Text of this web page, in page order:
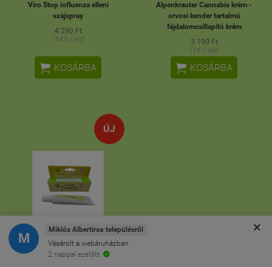
Viro Stop influenza elleni
szájspray
4 290 Ft
(143 / ml)
 KOSÁRBA
Alpenkrauter Cannabis krém -
orvosi kender tartalmú
fájdalomcsillapító krém
3 190 Ft
(16 / ml)
 KOSÁRBA
ÚJ
×
M
Miklós Albertirsa településről
Vásárolt a webáruházban
2 nappal ezelőtt 